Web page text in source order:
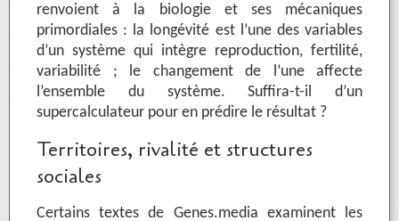
renvoient à la biologie et ses mécaniques
primordiales : la longévité est l’une des variables
d’un système qui intègre reproduction, fertilité,
variabilité ; le changement de l’une affecte
l’ensemble du système. Suffira-t-il d’un
supercalculateur pour en prédire le résultat ?
Territoires, rivalité et structures
sociales
Certains textes de Genes.media examinent les